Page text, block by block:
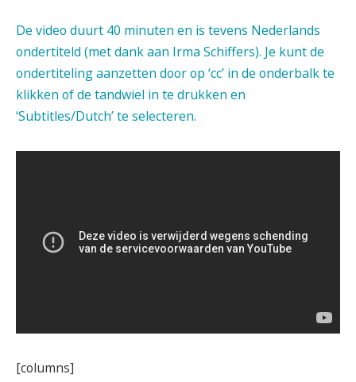
De video duurt 40 minuten en is tevens Nederlands
ondertiteld (met dank aan Irma Schiffers). Je kunt de
ondertiteling aanzetten door op ‘cc’ in de onderbalk te
klikken of de tandwiel in te drukken en
‘Subtitles/Dutch’ te selecteren.
[columns]